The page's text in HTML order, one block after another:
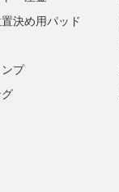
決め用パッド
プ